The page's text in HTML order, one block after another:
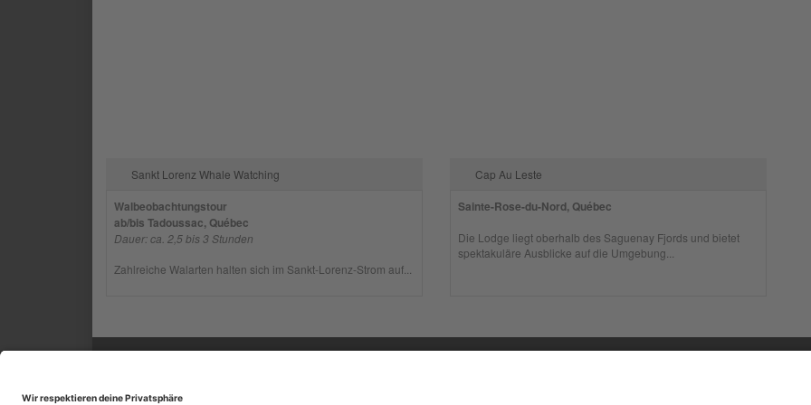
Sankt Lorenz Whale Watching
Walbeobachtungstour
ab/bis Tadoussac, Québec
Dauer: ca. 2,5 bis 3 Stunden
Zahlreiche Walarten halten sich im Sankt-Lorenz-Strom auf...
Cap Au Leste
Sainte-Rose-du-Nord, Québec
Die Lodge liegt oberhalb des Saguenay Fjords und bietet
spektakuläre Ausblicke auf die Umgebung...
Kontakt